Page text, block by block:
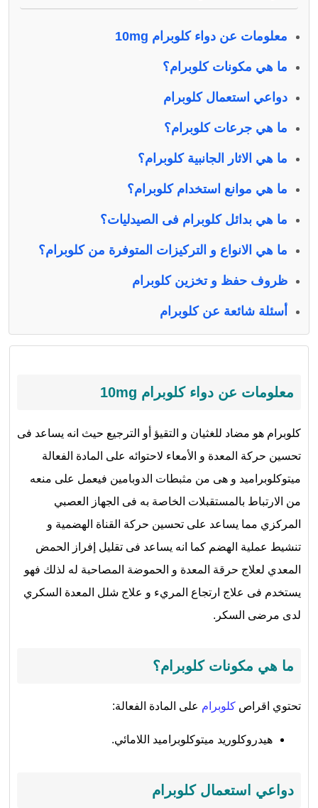
معلومات عن دواء كلوبرام 10mg
ما هي مكونات كلوبرام؟
دواعي استعمال كلوبرام
ما هي جرعات كلوبرام؟
ما هي الاثار الجانبية كلوبرام؟
ما هي موانع استخدام كلوبرام؟
ما هي بدائل كلوبرام فى الصيدليات؟
ما هي الانواع و التركيزات المتوفرة من كلوبرام؟
ظروف حفظ و تخزين كلوبرام
أسئلة شائعة عن كلوبرام
معلومات عن دواء كلوبرام 10mg
كلوبرام هو مضاد للغثيان و التقيؤ أو الترجيع حيث انه يساعد فى
تحسين حركة المعدة و الأمعاء لاحتوائه على المادة الفعالة
ميتوكلوبراميد و هى من مثبطات الدوبامين فيعمل على منعه
من الارتباط بالمستقبلات الخاصة به فى الجهاز العصبي
المركزي مما يساعد على تحسين حركة القناة الهضمية و
تنشيط عملية الهضم كما انه يساعد فى تقليل إفراز الحمض
المعدي لعلاج حرقة المعدة و الحموضة المصاحبة له لذلك فهو
يستخدم فى علاج ارتجاع المريء و علاج شلل المعدة السكري
لدى مرضى السكر.
ما هي مكونات كلوبرام؟
تحتوي اقراص كلوبرام على المادة الفعالة:
هيدروكلوريد ميتوكلوبراميد اللامائي.
دواعي استعمال كلوبرام